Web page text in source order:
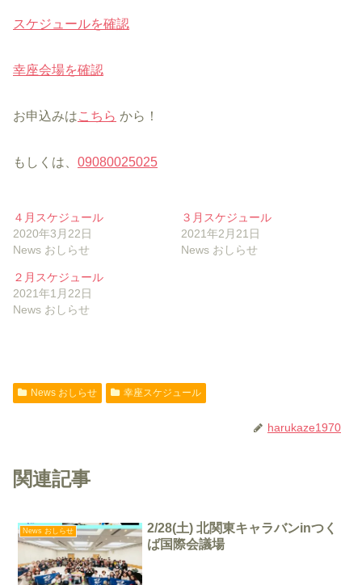
スケジュールを確認
幸座会場を確認
お申込みはこちら から！
もしくは、 09080025025
４月スケジュール
2020年3月22日
News おしらせ
３月スケジュール
2021年2月21日
News おしらせ
２月スケジュール
2021年1月22日
News おしらせ
News おしらせ 幸座スケジュール
harukaze1970
関連記事
News おしらせ
2/28(土) 北関東キャラバンinつく
ば国際会議場